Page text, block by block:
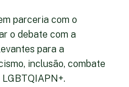
parceria com o
o debate com a
para a
inclusão, combate